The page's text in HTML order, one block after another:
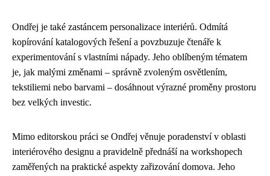
Ondřej je také zastáncem personalizace interiérů. Odmítá
kopírování katalogových řešení a povzbuzuje čtenáře k
experimentování s vlastními nápady. Jeho oblíbeným tématem
je, jak malými změnami – správně zvoleným osvětlením,
tekstiliemi nebo barvami – dosáhnout výrazné proměny prostoru
bez velkých investic.
Mimo editorskou práci se Ondřej věnuje poradenství v oblasti
interiérového designu a pravidelně přednáší na workshopech
zaměřených na praktické aspekty zařizování domova. Jeho